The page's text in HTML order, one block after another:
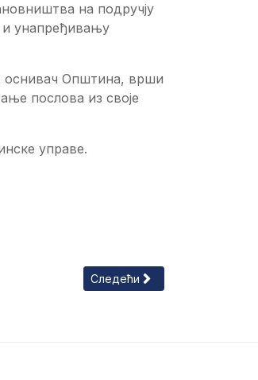
на подручју
унапређивању
оснивач Општина, врши
послова из своје
управе.
срединеСледећи чланак: Одсек за
Следећи